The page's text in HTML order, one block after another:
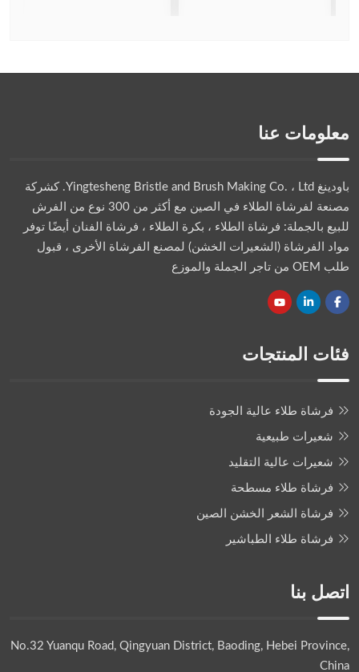
معلومات عنا
باودينغ Yingtesheng Bristle and Brush Making Co. ، Ltd.
كشركة
مصنعة لفرشاة الطلاء في الصين مع أكثر من 300 نوع من الفرش
للبيع بالجملة: فرشاة الطلاء ، بكرة الطلاء ، فرشاة الفنان أيضًا توفر
مواد الفرشاة (الشعيرات الخشن) لمصنع الفرشاة الأخرى ، قبول
طلب OEM من تاجر الجملة والموزع
فئات المنتجات
فرشاة طلاء عالية الجودة
شعيرات طبيعية
شعيرات عالية التقليد
فرشاة طلاء مسطحة
فرشاة الشعر الخشن الصين
فرشاة طلاء الطباشير
اتصل بنا
No.32 Yuanqu Road, Qingyuan District, Baoding, Hebei Province,
China